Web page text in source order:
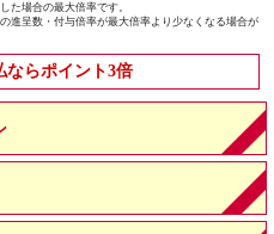
た場合の最大倍率です。
進呈数・付与倍率が最大倍率より少なくなる場合が
ならポイント3倍